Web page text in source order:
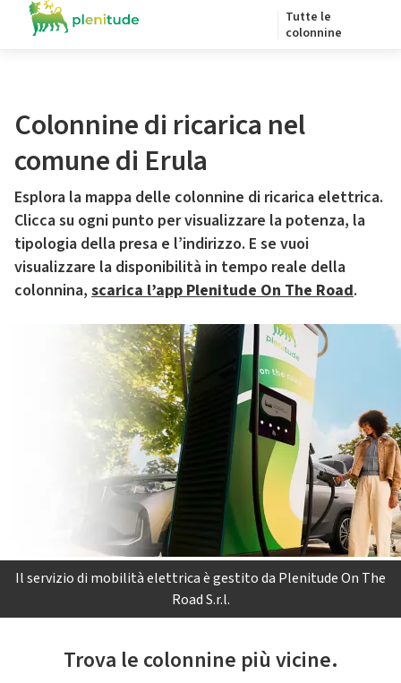
Tutte le
colonnine
Colonnine di ricarica nel
comune di Erula
Esplora la mappa delle colonnine di ricarica elettrica.
Clicca su ogni punto per visualizzare la potenza, la
tipologia della presa e l’indirizzo. E se vuoi
visualizzare la disponibilità in tempo reale della
colonnina, scarica l’app Plenitude On The Road.
Il servizio di mobilità elettrica è gestito da Plenitude On The
Road S.r.l.
Trova le colonnine più vicine.